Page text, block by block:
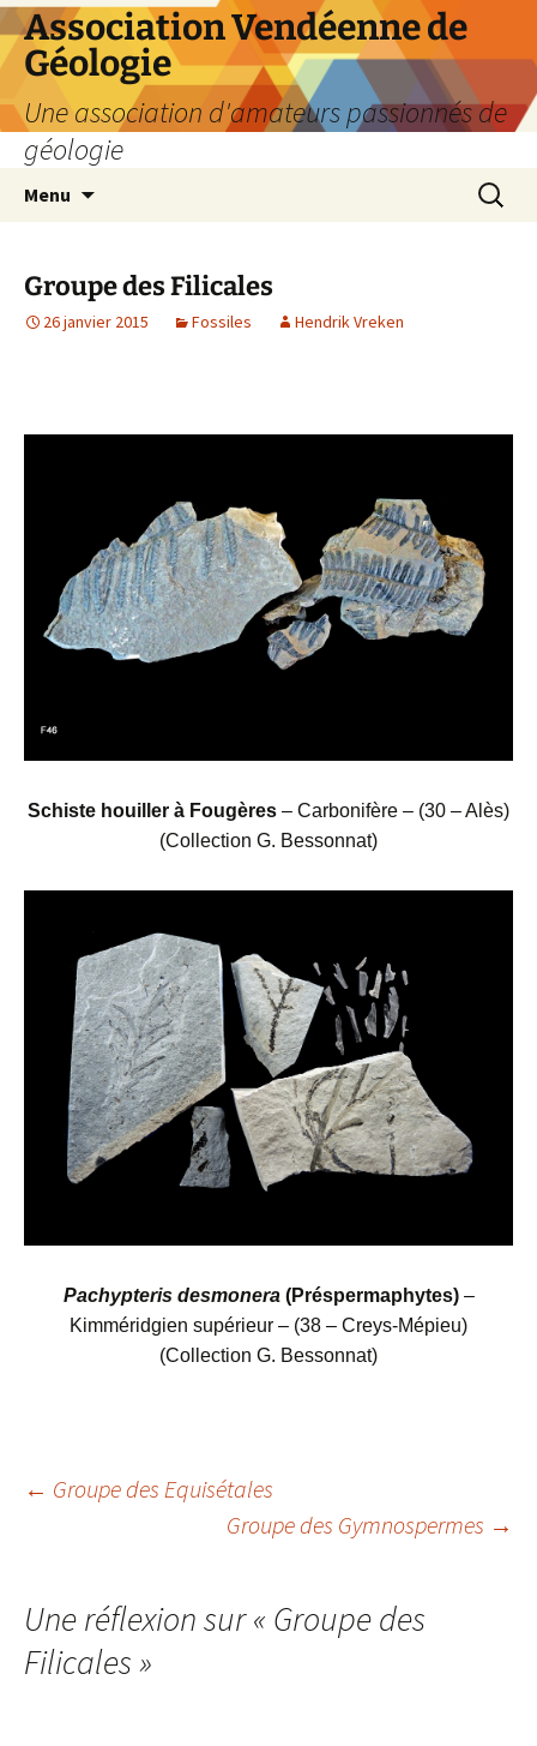
Aller
au
contenu
Association Vendéenne de
Géologie
Une association d'amateurs passionnés de
géologie
Menu
Groupe des Filicales
26 janvier 2015 Fossiles Hendrik Vreken
Schiste houiller à Fougères – Carbonifère – (30 – Alès)
(Collection G. Bessonnat)
Pachypteris desmonera(Préspermaphytes) –
Kimméridgien supérieur – (38 – Creys-Mépieu)
(Collection G. Bessonnat)
Navigation
articles
← Groupe des Equisétales
Groupe des Gymnospermes →
Une réflexion sur « Groupe des
Filicales»